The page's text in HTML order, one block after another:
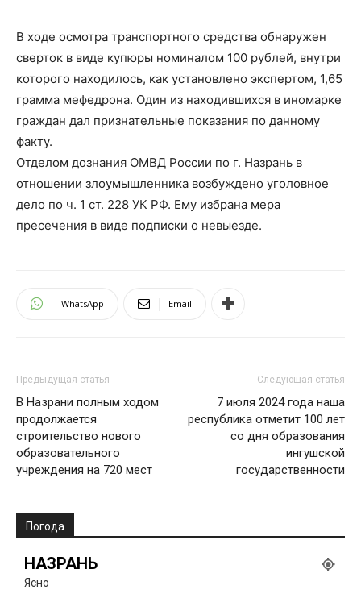
В ходе осмотра транспортного средства обнаружен
сверток в виде купюры номиналом 100 рублей, внутри
которого находилось, как установлено экспертом, 1,65
грамма мефедрона. Один из находившихся в иномарке
граждан дал признательные показания по данному
факту.
Отделом дознания ОМВД России по г. Назрань в
отношении злоумышленника возбуждено уголовное
дело по ч. 1 ст. 228 УК РФ. Ему избрана мера
пресечения в виде подписки о невыезде.
WhatsApp Email
Предыдущая статья
В Назрани полным ходом
продолжается
строительство нового
образовательного
учреждения на 720 мест
Следующая статья
7 июля 2024 года наша
республика отметит 100 лет
со дня образования
ингушской
государственности
Погода
НАЗРАНЬ
Ясно